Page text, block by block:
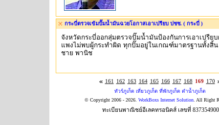
กระบี่ตรวจเข้มปั๊มน้ำมันฉวยโอกาสเอาเปรียบ ปชช. ( กระบี่ )
จังหวัดกระบี่ออกสุ่มตรวจปั๊มน้ำมันป้องกันการเอาเปรีย
แพงไม่พบผู้กระทำผิด ทุกปั๊มอยู่ในเกณฑ์มาตรฐานทั้งสิ้
ชาย พานิช
161 162 163 164 165 166 167 168 169 170
ทัวร์ภูเก็ต เที่ยวภูเก็ต ที่พักภูเก็ต ดำน้ำภูเก็ต
© Copyright 2006 - 2026. WorkBoxs Internet Solution. All Right
ทะเบียนพาณิชย์อีเลคทรอนิคส์ เลขที่